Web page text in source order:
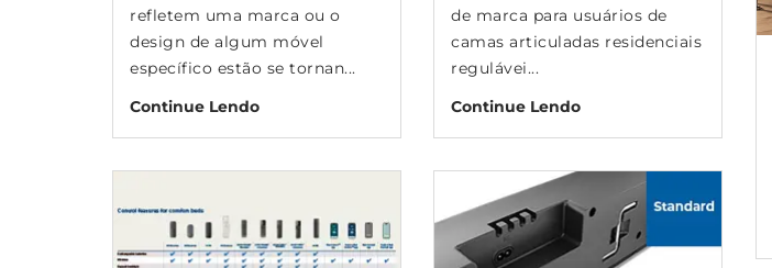
refletem uma marca ou o
design de algum móvel
específico estão se tornan...
Continue Lendo
de marca para usuários de
camas articuladas residenciais
regulávei...
Continue Lendo